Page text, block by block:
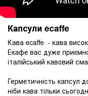
Капсули ecaffe
Кава ecaffe - кава
Екафе вас дуже
італійський кавовий
Герметичність капсул
ніби кава тільки